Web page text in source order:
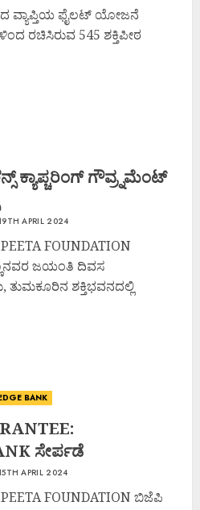
ವ್ಯಾಪ್ತಿಯ ಫೈಲಟ್ ಯೋಜನೆ
545 ಶಕ್ತಿಪೀಠ
ಗೌವ್ರ್ನಮೆಂಟ್
APRIL 2024
FOUNDATION
ಜಯಂತಿ ದಿವಸ
ತುಮಕೂರಿನ ಶಕ್ತಿಭವನದಲ್ಲಿ
BANK
ಸೇರ್ಪಡೆ
APRIL 2024
FOUNDATION ಬಿಜೆಪಿ